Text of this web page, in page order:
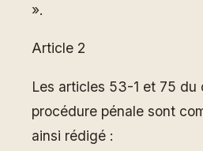
».
Article 2
Les articles 53-1 et 75 du
procédure pénale sont
ainsi rédigé :